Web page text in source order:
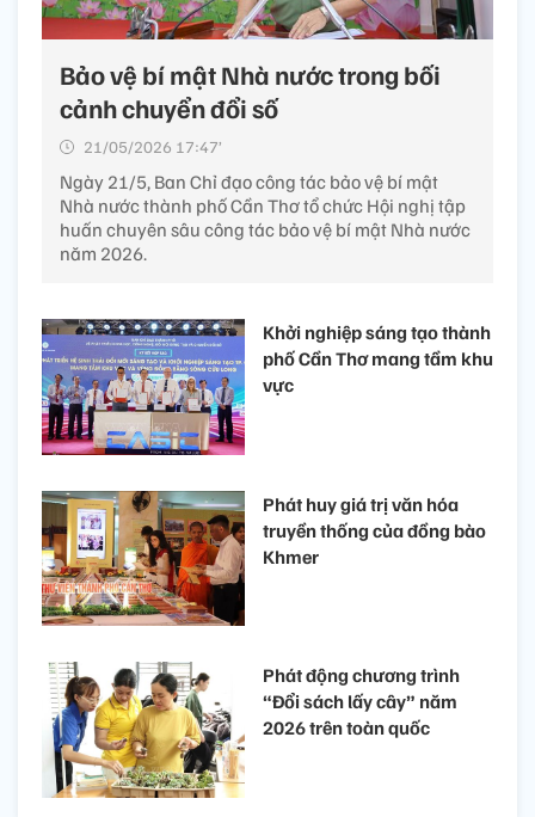
Bảo vệ bí mật Nhà nước trong bối
cảnh chuyển đổi số
21/05/2026 17:47’
Ngày 21/5, Ban Chỉ đạo công tác bảo vệ bí mật
Nhà nước thành phố Cần Thơ tổ chức Hội nghị tập
huấn chuyên sâu công tác bảo vệ bí mật Nhà nước
năm 2026.
Khởi nghiệp sáng tạo thành
phố Cần Thơ mang tầm khu
vực
Phát huy giá trị văn hóa
truyền thống của đồng bào
Khmer
Phát động chương trình
“Đổi sách lấy cây” năm
2026 trên toàn quốc